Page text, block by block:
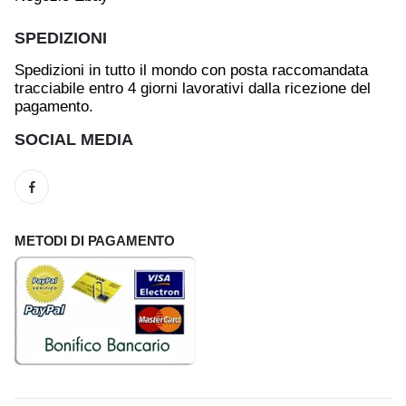
SPEDIZIONI
Spedizioni in tutto il mondo con posta raccomandata
tracciabile entro 4 giorni lavorativi dalla ricezione del
pagamento.
SOCIAL MEDIA
METODI DI PAGAMENTO